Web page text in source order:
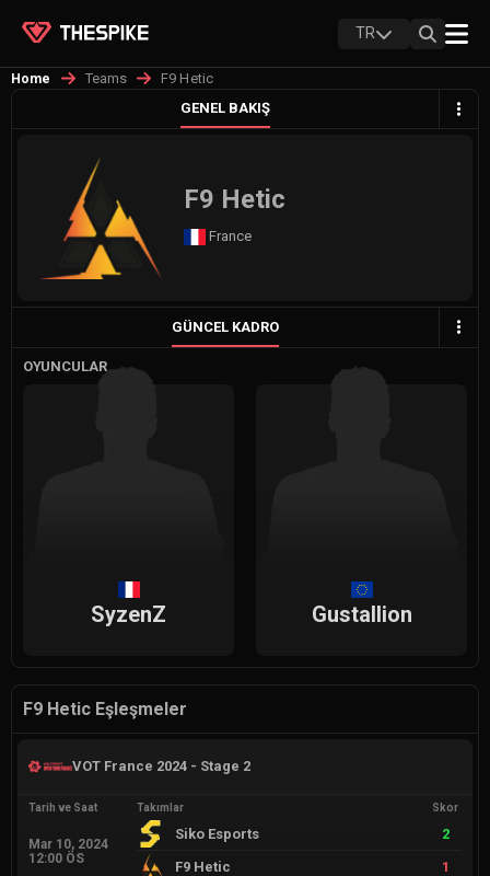
TR
Home Teams
F9 Hetic
GENEL BAKIŞ
F9 Hetic
France
GÜNCEL KADRO
OYUNCULAR
SyzenZ Gustallion
F9 Hetic Eşleşmeler
VOT France 2024 - Stage 2
Tarih ve Saat
Mar 10, 2024
12:00 ÖS
Takımlar Skor
Siko Esports
2
F9 Hetic
1